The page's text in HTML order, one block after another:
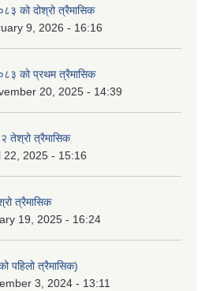
को दोश्रो त्रैमासिक
9, 2026 - 16:16
को प्रथम त्रैमासिक
20, 2025 - 14:39
तेश्रो त्रैमासिक
22, 2025 - 15:16
त्रैमासिक
19, 2025 - 16:24
पहिलो त्रैमासिक)
3, 2024 - 13:11